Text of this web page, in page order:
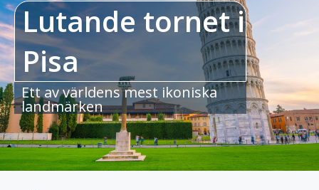
Lutande tornet i
Pisa
Ett av världens mest ikoniska
landmärken